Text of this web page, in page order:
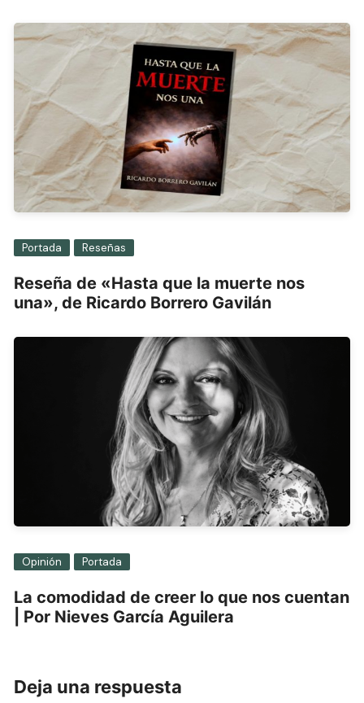
Portada Reseñas
Reseña de «Hasta que la muerte nos
una», de Ricardo Borrero Gavilán
Opinión Portada
La comodidad de creer lo que nos cuentan
| Por Nieves García Aguilera
Deja una respuesta